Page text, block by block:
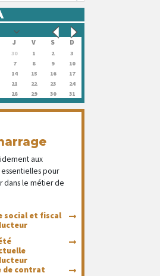
J V S D
30 1 2
3
7 8 9
10
14 15 16
17
21 22 23
24
28 29 30 31
aux
pour
dans le métier de
social et fiscal
de contrat